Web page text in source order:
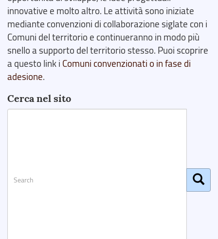
innovative e molto altro. Le attività sono iniziate
mediante convenzioni di collaborazione siglate con i
Comuni del territorio e continueranno in modo più
snello a supporto del territorio stesso. Puoi scoprire
a questo link i Comuni convenzionati o in fase di
adesione.
Cerca nel sito